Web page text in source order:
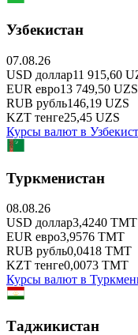
Узбекистан
07.08.26
USD доллар11 915,60
EUR евро13 749,50 UZS
RUB рубль146,19 UZS
KZT тенге25,45 UZS
Курсы валют в
Туркменистан
08.08.26
USD доллар3,4240 TMT
EUR евро3,9576 TMT
RUB рубль0,0418 TMT
KZT тенге0,0073 TMT
Курсы валют в
Таджикистан